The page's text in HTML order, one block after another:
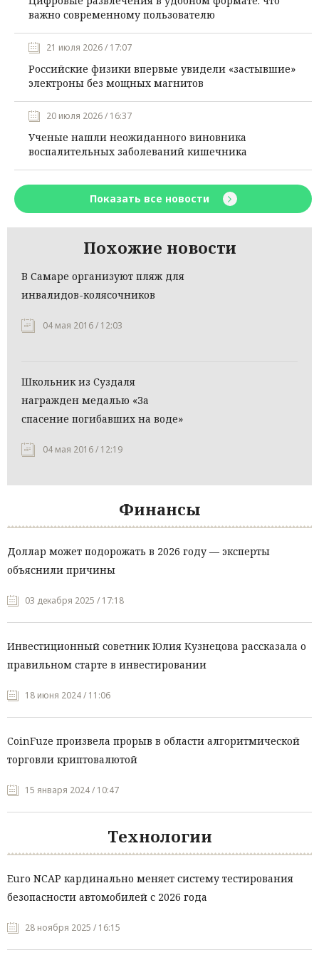
важно современному пользователю
21 июля 2026 / 17:07
Российские физики впервые увидели «застывшие»
электроны без мощных магнитов
20 июля 2026 / 16:37
Ученые нашли неожиданного виновника
воспалительных заболеваний кишечника
Показать все новости
Похожие новости
В Самаре организуют пляж для
инвалидов-колясочников
04 мая 2016 / 12:03
Школьник из Суздаля
награжден медалью «За
спасение погибавших на воде»
04 мая 2016 / 12:19
Финансы
Доллар может подорожать в 2026 году — эксперты
объяснили причины
03 декабря 2025 / 17:18
Инвестиционный советник Юлия Кузнецова рассказала о
правильном старте в инвестировании
18 июня 2024 / 11:06
CoinFuze произвела прорыв в области алгоритмической
торговли криптовалютой
15 января 2024 / 10:47
Технологии
Euro NCAP кардинально меняет систему тестирования
безопасности автомобилей с 2026 года
28 ноября 2025 / 16:15